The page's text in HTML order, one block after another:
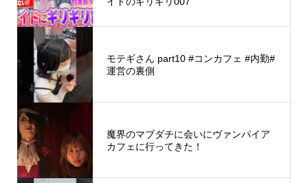
モテギさん part10 #コンカフェ #内勤#
運営の裏側
魔界のマブダチに会いにヴァンパイア
カフェに行ってきた！